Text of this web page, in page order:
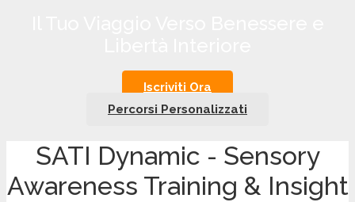
Iscriviti Ora
Percorsi Personalizzati
SATI Dynamic - Sensory
Awareness Training & Insight